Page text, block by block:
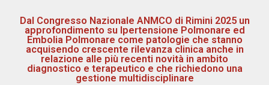
Dal Congresso Nazionale ANMCO di Rimini 2025 un
approfondimento su Ipertensione Polmonare ed
Embolia Polmonare come patologie che stanno
acquisendo crescente rilevanza clinica anche in
relazione alle più recenti novità in ambito
diagnostico e terapeutico e che richiedono una
gestione multidisciplinare